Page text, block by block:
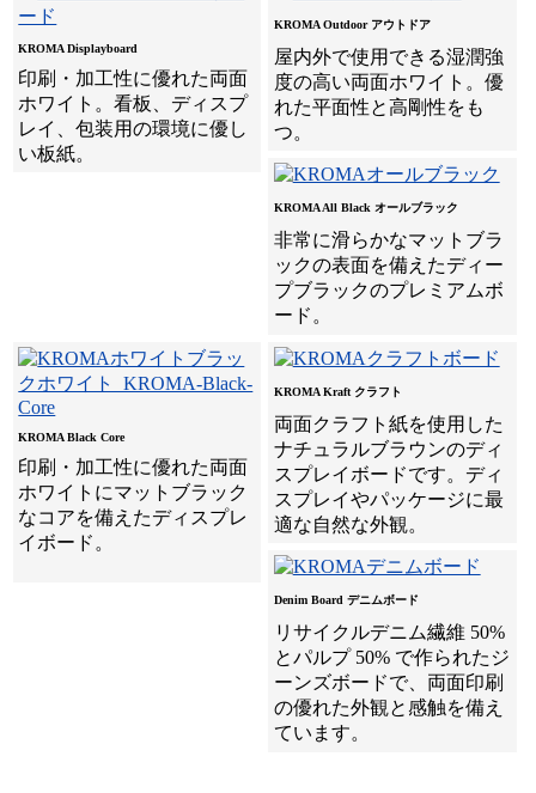
KROMA Displayboard
印刷・加工性に優れた両面
ホワイト。看板、ディスプ
レイ、包装用の環境に優し
い板紙。
KROMA Outdoor アウトドア
屋内外で使用できる湿潤強
度の高い両面ホワイト。優
れた平面性と高剛性をも
つ。
KROMA All Black オールブラック
非常に滑らかなマットブラ
ックの表面を備えたディー
プブラックのプレミアムボ
ード。
KROMA Black Core
印刷・加工性に優れた両面
ホワイトにマットブラック
なコアを備えたディスプレ
イボード。
KROMA Kraft クラフト
両面クラフト紙を使用した
ナチュラルブラウンのディ
スプレイボードです。ディ
スプレイやパッケージに最
適な自然な外観。
Denim Board デニムボード
リサイクルデニム繊維 50%
とパルプ 50% で作られたジ
ーンズボードで、両面印刷
の優れた外観と感触を備え
ています。